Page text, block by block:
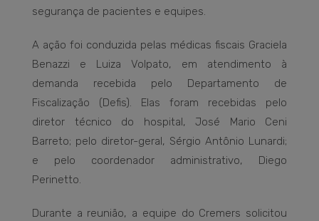
segurança de pacientes e equipes.
A ação foi conduzida pelas médicas fiscais Graciela
Benazzi e Luiza Volpato, em atendimento à
demanda recebida pelo Departamento de
Fiscalização (Defis). Elas foram recebidas pelo
diretor técnico do hospital, José Mario Ceni
Barreto; pelo diretor-geral, Sérgio Antônio Lunardi;
e pelo coordenador administrativo, Diego
Perinetto.
Durante a reunião, a equipe do Cremers solicitou